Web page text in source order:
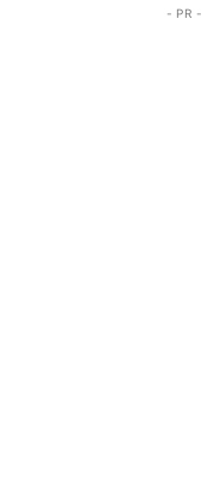
- PR -